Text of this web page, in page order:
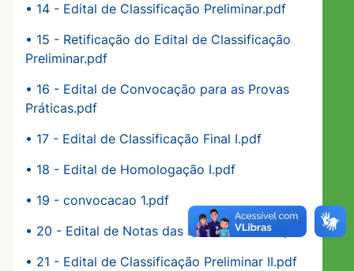
• 14 - Edital de Classificação Preliminar.pdf
• 15 - Retificação do Edital de Classificação
Preliminar.pdf
• 16 - Edital de Convocação para as Provas
Práticas.pdf
• 17 - Edital de Classificação Final I.pdf
• 18 - Edital de Homologação I.pdf
• 19 - convocacao 1.pdf
• 20 - Edital de Notas das Provas Práticas.pdf
• 21 - Edital de Classificação Preliminar II.pdf